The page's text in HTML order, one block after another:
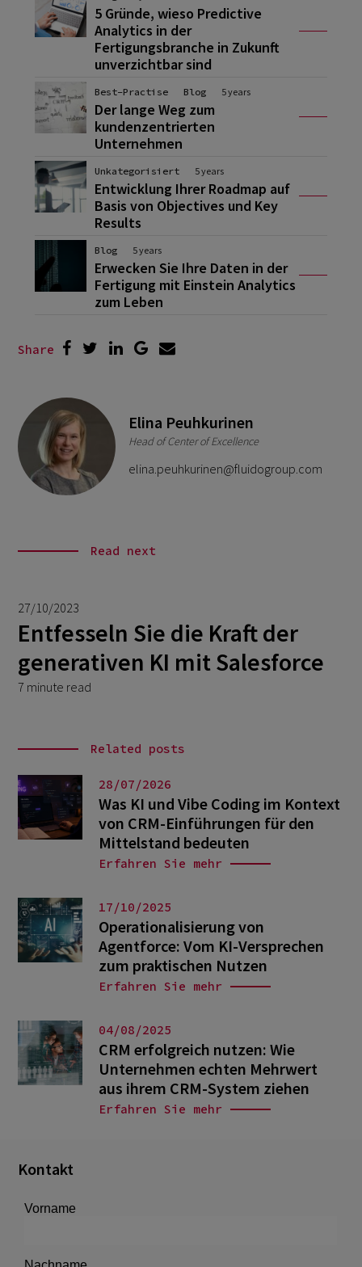
5 Gründe, wieso Predictive
Analytics in der
Fertigungsbranche in Zukunft
unverzichtbar sind
Best-Practise Blog 5 years
Der lange Weg zum
kundenzentrierten
Unternehmen
Unkategorisiert 5 years
Entwicklung Ihrer Roadmap auf
Basis von Objectives und Key
Results
Blog 5 years
Erwecken Sie Ihre Daten in der
Fertigung mit Einstein Analytics
zum Leben
Share
Elina Peuhkurinen
Head of Center of Excellence
elina.peuhkurinen@fluidogroup.com
Read next
27/10/2023
Entfesseln Sie die Kraft der
generativen KI mit Salesforce
7 minute read
Related posts
28/07/2026
Was KI und Vibe Coding im Kontext
von CRM-Einführungen für den
Mittelstand bedeuten
Erfahren Sie mehr
17/10/2025
Operationalisierung von
Agentforce: Vom KI-Versprechen
zum praktischen Nutzen
Erfahren Sie mehr
04/08/2025
CRM erfolgreich nutzen: Wie
Unternehmen echten Mehrwert
aus ihrem CRM-System ziehen
Erfahren Sie mehr
Kontakt